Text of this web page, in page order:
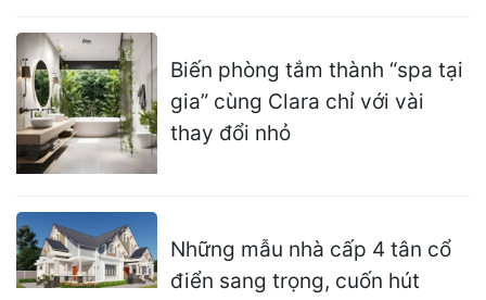
Biến phòng tắm thành “spa tại
gia” cùng Clara chỉ với vài
thay đổi nhỏ
Những mẫu nhà cấp 4 tân cổ
điển sang trọng, cuốn hút